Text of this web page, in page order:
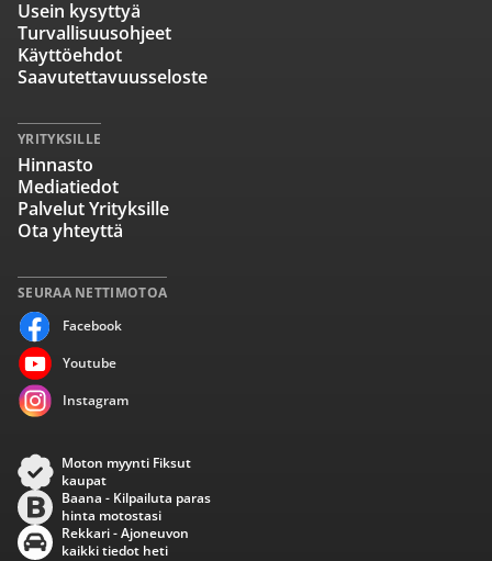
SEURAA NETTIMOTOA
Facebook
Youtube
Instagram
Usein kysyttyä
Turvallisuusohjeet
Käyttöehdot
Saavutettavuusseloste
YRITYKSILLE
Hinnasto
Mediatiedot
Palvelut Yrityksille
Ota yhteyttä
Moton myynti Fiksut
kaupat
Baana - Kilpailuta paras
hinta motostasi
Rekkari - Ajoneuvon
kaikki tiedot heti